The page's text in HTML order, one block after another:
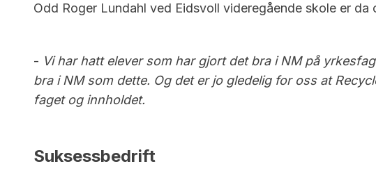
Odd Roger Lundahl ved Eidsvoll videregående skole er da
- Vi har hatt elever som har gjort det bra i NM på
bra i NM som dette. Og det er jo gledelig for oss at
faget og innholdet.
Suksessbedrift